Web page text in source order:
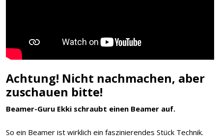
Achtung! Nicht nachmachen, aber
zuschauen bitte!
Beamer-Guru Ekki schraubt einen Beamer auf.
So ein Beamer ist wirklich ein faszinierendes Stück Technik.